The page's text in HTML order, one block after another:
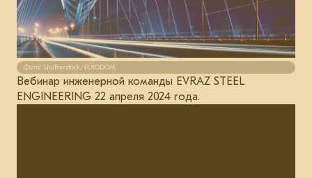
Фото: Shutterstock/FOTODOM
Вебинар инженерной команды EVRAZ STEEL
ENGINEERING 22 апреля 2024 года.